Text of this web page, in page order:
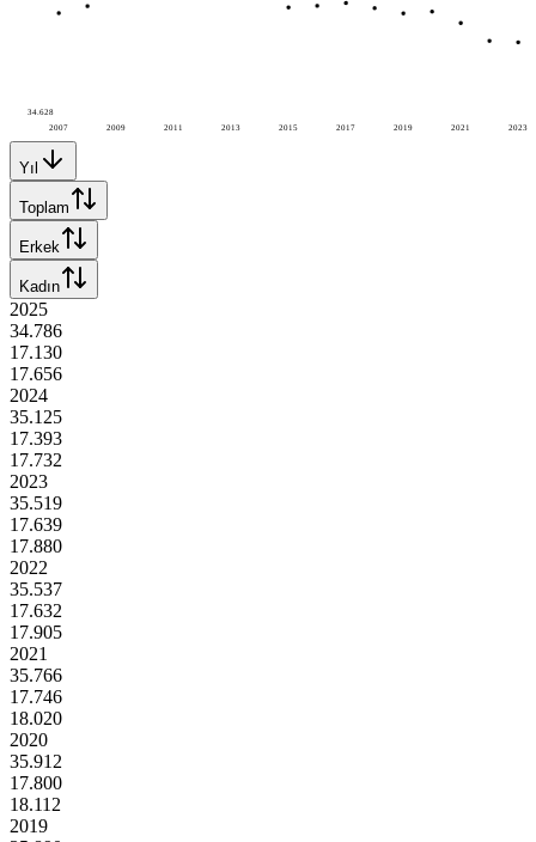
2007 2009 2011 2013 2015 2017 2019 2021 2023
34.628
Yıl
Toplam
Erkek
Kadın
2025
34.786
17.130
17.656
2024
35.125
17.393
17.732
2023
35.519
17.639
17.880
2022
35.537
17.632
17.905
2021
35.766
17.746
18.020
2020
35.912
17.800
18.112
2019